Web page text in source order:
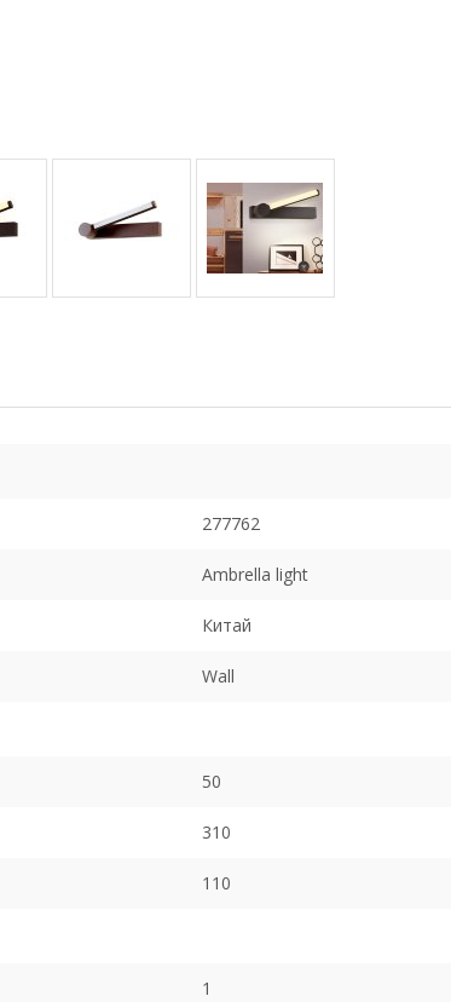
277762
Ambrella light
Китай
Wall
50
310
110
1